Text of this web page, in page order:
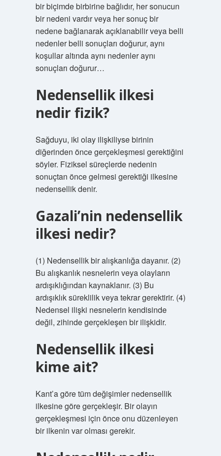
bir biçimde birbirine bağlıdır, her sonucun
bir nedeni vardır veya her sonuç bir
nedene bağlanarak açıklanabilir veya belli
nedenler belli sonuçları doğurur, aynı
koşullar altında aynı nedenler aynı
sonuçları doğurur…
Nedensellik ilkesi
nedir fizik?
Sağduyu, iki olay ilişkiliyse birinin
diğerinden önce gerçekleşmesi gerektiğini
söyler. Fiziksel süreçlerde nedenin
sonuçtan önce gelmesi gerektiği ilkesine
nedensellik denir.
Gazali’nin nedensellik
ilkesi nedir?
(1) Nedensellik bir alışkanlığa dayanır. (2)
Bu alışkanlık nesnelerin veya olayların
ardışıklığından kaynaklanır. (3) Bu
ardışıklık süreklilik veya tekrar gerektirir. (4)
Nedensel ilişki nesnelerin kendisinde
değil, zihinde gerçekleşen bir ilişkidir.
Nedensellik ilkesi
kime ait?
Kant’a göre tüm değişimler nedensellik
ilkesine göre gerçekleşir. Bir olayın
gerçekleşmesi için önce onu düzenleyen
bir ilkenin var olması gerekir.